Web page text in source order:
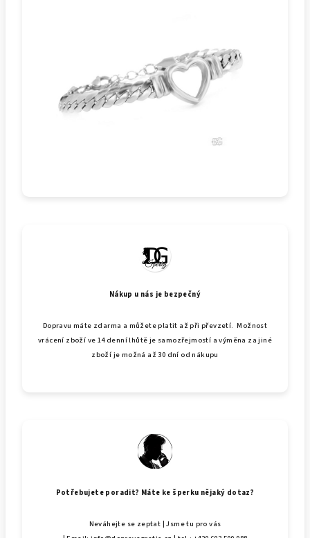
Nákup u nás je bezpečný
Dopravu máte zdarma a můžete platit až při převzetí. Možnost
vrácení zboží ve 14 denní lhůtě je samozřejmostí a výměna za jiné
zboží je možná až 30 dní od nákupu
Potřebujete poradit? Máte ke šperku nějaký dotaz?
Neváhejte se zeptat | Jsme tu pro vás